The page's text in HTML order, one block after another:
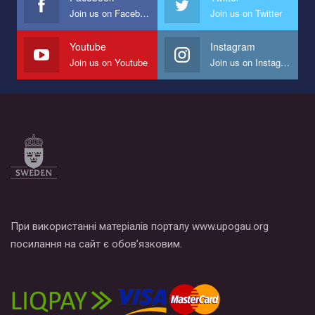
Мы просим вас поддержать нас и помочь нам реализовать
наш план по борьбе с насилием и дискриминацией на почве
СОГИ в Украине.
Все, что вам нужно сделать - это зайти на наш канал YouTube
Join us on Facebook Join us on Twitter
Youtube
Join us on Youtube
Instagram
Join us on Instagram
При використанні матеріалів порталу www.upogau.org
посилання на сайт є обов’язковим.